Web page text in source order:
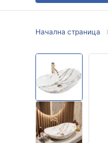
Душ
Душ
Начална страница